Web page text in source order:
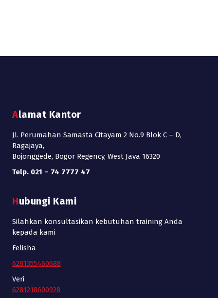
Alamat Kantor
Jl. Perumahan Samasta Citayam 2 No.9 Blok C – D,
Ragajaya,
Bojonggede, Bogor Regency, West Java 16320
Telp. 021 – 74 7777 47
Hubungi Kami
Silahkan konsultasikan kebutuhan training Anda
kepada kami
Felisha
6281355460688
Veri
6281218600928